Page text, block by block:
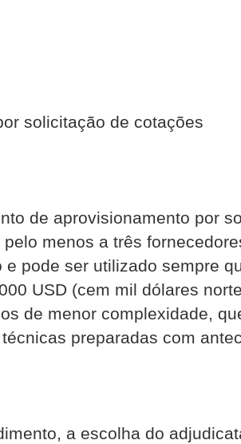
solicitação de cotações
de aprovisionamento por
menos a três
e pode ser utilizado sempre
USD (cem mil dólares
de menor complexidade,
preparadas com
a escolha do